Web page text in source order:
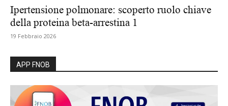
Ipertensione polmonare: scoperto ruolo chiave
della proteina beta-arrestina 1
19 Febbraio 2026
APP FNOB